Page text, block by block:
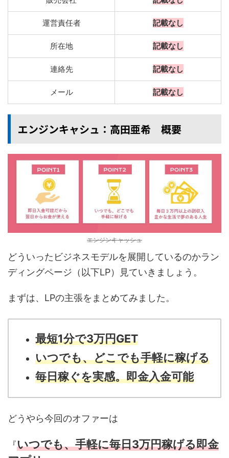
運営責任者 記載なし
所在地 記載なし
連絡先 記載なし
メール 記載なし
エンジンキャシュ：高田亜希 概要
エンジンキャッシュ
どういったビジネスモデルを展開しているのかラン
ディングページ（以下LP）見ていきましょう。
まずは、LPの主張をまとめてみました。
最短1分で3万円GET
いつでも、どこでも手軽に稼げる
毎日稼ぐを実感。即金入金可能
どうやら今回のオファーは
『いつでも、手軽に毎日3万円稼げる即金